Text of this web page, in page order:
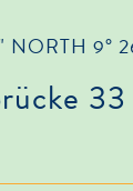
NORTH 9°